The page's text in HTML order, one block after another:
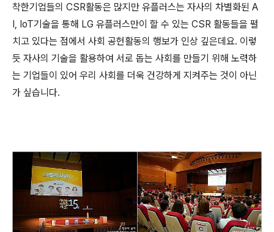
착한기업들의 CSR활동은 많지만 유플러스는 자사의 차별화된 A
I, IoT기술을 통해 LG 유플러스만이 할 수 있는 CSR 활동들을 펼
치고 있다는 점에서 사회 공헌활동의 행보가 인상 깊은데요. 이렇
듯 자사의 기술을 활용하여 서로 돕는 사회를 만들기 위해 노력하
는 기업들이 있어 우리 사회를 더욱 건강하게 지켜주는 것이 아닌
가 싶습니다.